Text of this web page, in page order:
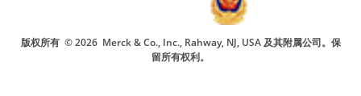
版权所有 © 2026 Merck & Co., Inc., Rahway, NJ, USA 及其附属公司。保
留所有权利。